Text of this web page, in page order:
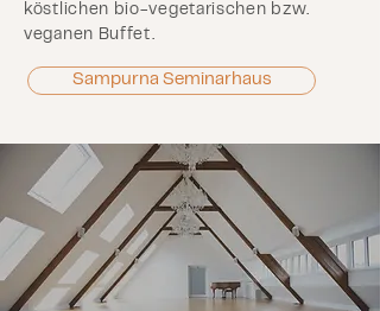
köstlichen bio-vegetarischen bzw.
veganen Buffet.
Sampurna Seminarhaus